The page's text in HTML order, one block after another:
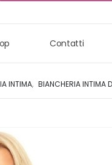
Contatti
INTIMA, BIANCHERIA INTIMA